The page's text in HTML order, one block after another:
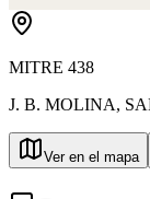
MITRE 438
J. B. MOLINA,
Ver en el mapa